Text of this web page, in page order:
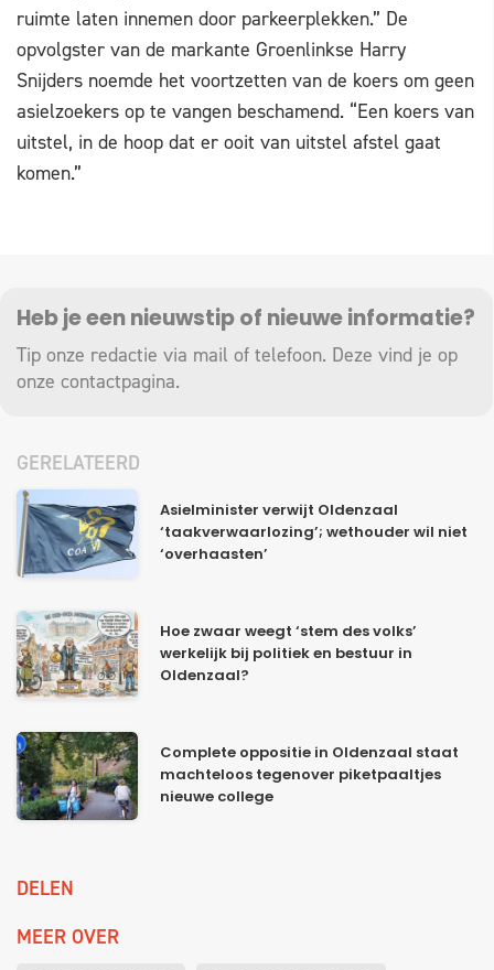
ruimte laten innemen door parkeerplekken.” De
opvolgster van de markante Groenlinkse Harry
Snijders noemde het voortzetten van de koers om geen
asielzoekers op te vangen beschamend. “Een koers van
uitstel, in de hoop dat er ooit van uitstel afstel gaat
komen.”
Heb je een nieuwstip of nieuwe informatie?
Tip onze redactie via mail of telefoon. Deze vind je op
onze contactpagina.
GERELATEERD
Asielminister verwijt Oldenzaal
‘taakverwaarlozing’; wethouder wil niet
‘overhaasten’
Hoe zwaar weegt ‘stem des volks’
werkelijk bij politiek en bestuur in
Oldenzaal?
Complete oppositie in Oldenzaal staat
machteloos tegenover piketpaaltjes
nieuwe college
DELEN
MEER OVER